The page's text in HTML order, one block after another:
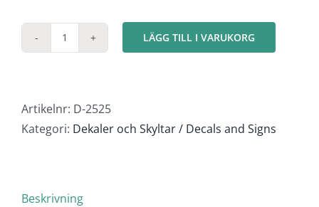
Dekal
komplett
"MEGA"
LÄGG TILL I VARUKORG
Artikelnr: D-2525
Kategori: Dekaler och Skyltar / Decals and Signs
Beskrivning